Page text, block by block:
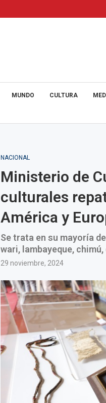
MUNDO CULTURA
NACIONAL
Ministerio de
culturales
América y
Se trata en su mayoría
wari, lambayeque,
29 noviembre, 2024